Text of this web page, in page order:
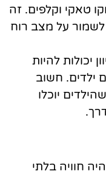
טאקי וקלפים. זה
על מצב רוח
יכולות להיות
ילדים. חשוב
יוכלו
חוויה בלתי